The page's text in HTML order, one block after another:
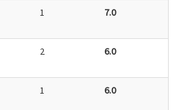
1 7.0
2 6.0
1 6.0